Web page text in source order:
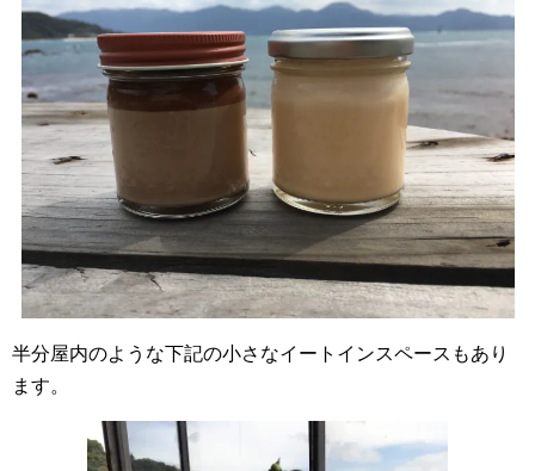
半分屋内のような下記の小さなイートインスペースもあり
ます。